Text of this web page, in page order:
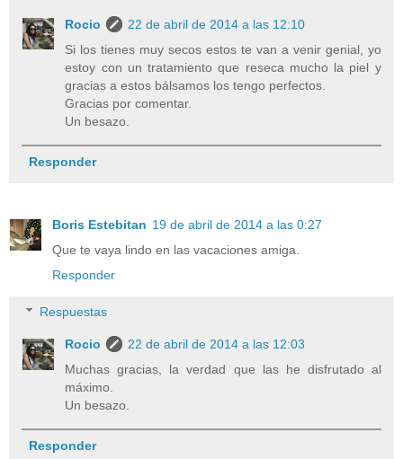
Rocio
22 de abril de 2014 a las 12:10
Si los tienes muy secos estos te van a venir genial, yo
estoy con un tratamiento que reseca mucho la piel y
gracias a estos bálsamos los tengo perfectos.
Gracias por comentar.
Un besazo.
Responder
Boris Estebitan 19 de abril de 2014 a las 0:27
Que te vaya lindo en las vacaciones amiga.
Responder
Respuestas
Rocio
22 de abril de 2014 a las 12:03
Muchas gracias, la verdad que las he disfrutado al
máximo.
Un besazo.
Responder